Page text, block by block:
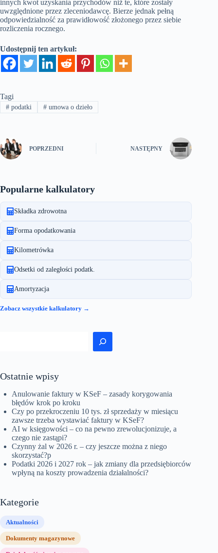
innych kwot uzyskania przychodów niż te, które zostały
uwzględnione przez zleceniodawcę. Bierze jednak pełną
odpowiedzialność za prawidłowość złożonego przez siebie
rozliczenia rocznego.
Udostępnij ten artykuł:
Tagi
#podatki #umowa o dzieło
POPRZEDNI NASTĘPNY
Popularne kalkulatory
Składka zdrowotna
Forma opodatkowania
Kilometrówka
Odsetki od zaległości podatk.
Amortyzacja
Zobacz wszystkie kalkulatory →
Ostatnie wpisy
Anulowanie faktury w KSeF – zasady korygowania
błędów krok po kroku
Czy po przekroczeniu 10 tys. zł sprzedaży w miesiącu
zawsze trzeba wystawiać faktury w KSeF?
AI w księgowości – co na pewno zrewolucjonizuje, a
czego nie zastąpi?
Czynny żal w 2026 r. – czy jeszcze można z niego
skorzystać?p
Podatki 2026 i 2027 rok – jak zmiany dla przedsiębiorców
wpłyną na koszty prowadzenia działalności?
Kategorie
Aktualności
Dokumenty magazynowe